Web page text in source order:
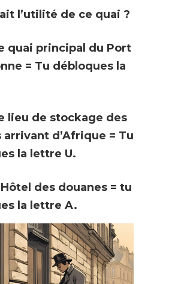
l’utilité de ce quai ?
quai principal du Port
= Tu débloques la
lieu de stockage des
arrivant d’Afrique = Tu
la lettre U.
des douanes = tu
la lettre A.